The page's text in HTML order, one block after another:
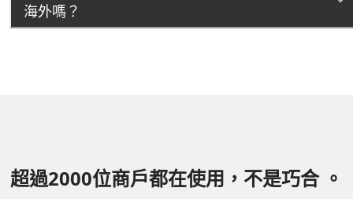
海外嗎？
超過2000位商戶都在使用，不是巧合 。